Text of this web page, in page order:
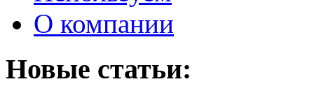
О компании
Новые статьи: